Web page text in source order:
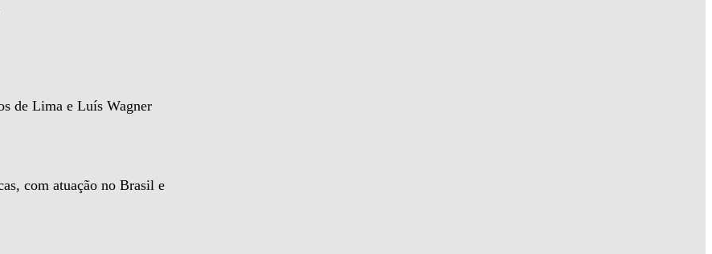
de Lima e Luís Wagner
com atuação no Brasil e